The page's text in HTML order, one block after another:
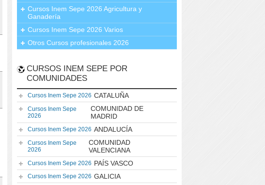
Cursos Inem Sepe 2026 Agricultura y
Ganadería
Cursos Inem Sepe 2026 Varios
Otros Cursos profesionales 2026
CURSOS INEM SEPE POR
COMUNIDADES
Cursos Inem Sepe 2026 CATALUÑA
Cursos Inem Sepe
2026
COMUNIDAD DE
MADRID
Cursos Inem Sepe 2026 ANDALUCÍA
Cursos Inem Sepe
2026
COMUNIDAD
VALENCIANA
Cursos Inem Sepe 2026 PAÍS VASCO
Cursos Inem Sepe 2026 GALICIA